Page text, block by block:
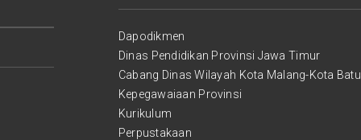
Dapodikmen
Dinas Pendidikan Provinsi Jawa Timur
Cabang Dinas Wilayah Kota Malang-Kota Batu
Kepegawaiaan Provinsi
Kurikulum
Perpustakaan